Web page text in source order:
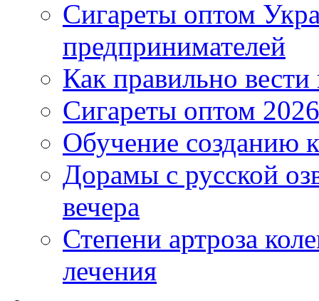
Сигареты оптом
предпринимателей
Как правильно
Сигареты оптом
Обучение созданию
Дорамы с русской
вечера
Степени артроза
лечения